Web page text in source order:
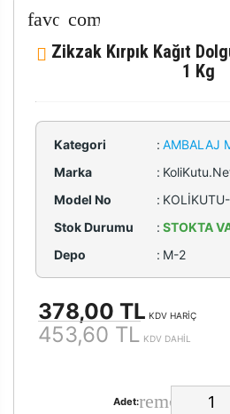
Zikzak Kırpık Kağıt
1 Kg
Kategori : AMBALAJ
Marka
:
Model No
:
Stok Durumu
: STOKTA
Depo
: M-2
378,00 TL KDV HARİÇ
453,60 TL KDV DAHİL
Adet: